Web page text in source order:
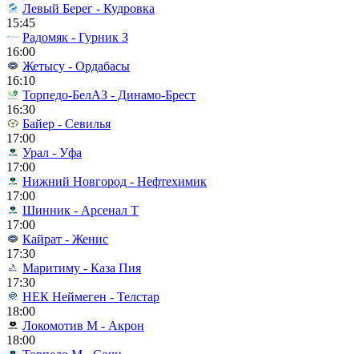
Левый Берег - Кудровка
15:45
Радомяк - Гурник З
16:00
Жетысу - Ордабасы
16:10
Торпедо-БелАЗ - Динамо-Брест
16:30
Байер - Севилья
17:00
Урал - Уфа
17:00
Нижний Новгород - Нефтехимик
17:00
Шинник - Арсенал Т
17:00
Кайрат - Женис
17:30
Маритиму - Каза Пия
17:30
НЕК Неймеген - Телстар
18:00
Локомотив М - Акрон
18:00